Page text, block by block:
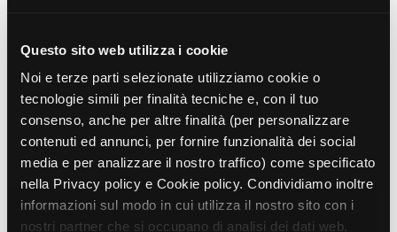
Questo sito web utilizza i cookie
Noi e terze parti selezionate utilizziamo cookie o
tecnologie simili per finalità tecniche e, con il tuo
consenso, anche per altre finalità (per personalizzare
contenuti ed annunci, per fornire funzionalità dei social
media e per analizzare il nostro traffico) come specificato
nella Privacy policy e Cookie policy. Condividiamo inoltre
informazioni sul modo in cui utilizza il nostro sito con i
nostri partner che si occupano di analisi dei dati web,
FILM DATABASE
BOOK DATABASE
NEWS
CASTING
Stage - Tirocini - Scuola e
Lavoro
Elenco Operatori Economici
per affidamento lavori in
economia